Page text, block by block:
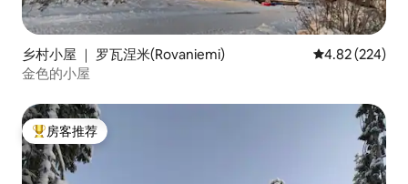
乡村小屋 ｜ 罗瓦涅米(Rovaniemi) 平均评分 4.82
4.82 (224)
金色的小屋
热门「房客推荐」
房客推荐